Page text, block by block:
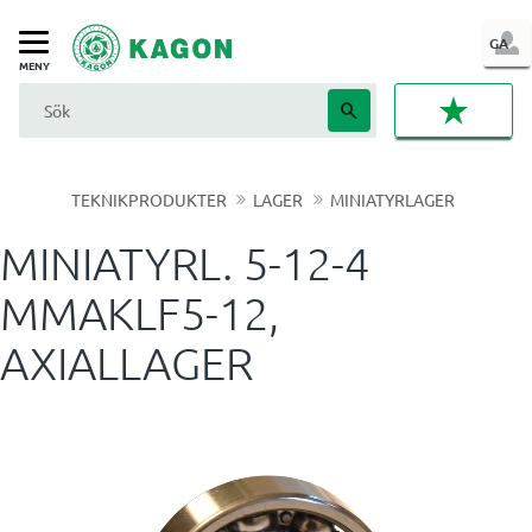
Meny
GA
IN
TEKNIKPRODUKTER LAGER MINIATYRLAGER
MINIATYRL. 5-12-4
MMAKLF5-12,
AXIALLAGER